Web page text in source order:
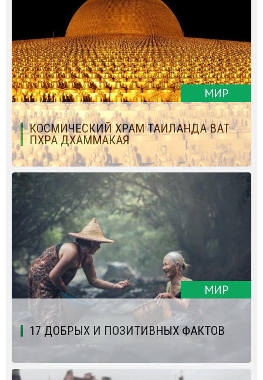
МИР
КОСМИЧЕСКИЙ ХРАМ ТАИЛАНДА ВАТ
ПХРА ДХАММАКАЯ
МИР
17 ДОБРЫХ И ПОЗИТИВНЫХ ФАКТОВ